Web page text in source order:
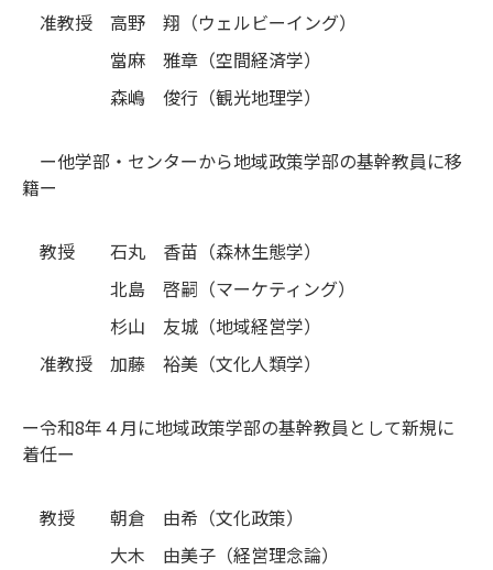
准教授 高野 翔（ウェルビーイング）
當麻 雅章（空間経済学）
森嶋 俊行（観光地理学）
ー他学部・センターから地域政策学部の基幹教員に移
籍ー
教授 石丸 香苗（森林生態学）
北島 啓嗣（マーケティング）
杉山 友城（地域経営学）
准教授 加藤 裕美（文化人類学）
ー令和8年４月に地域政策学部の基幹教員として新規に
着任ー
教授 朝倉 由希（文化政策）
大木 由美子（経営理念論）